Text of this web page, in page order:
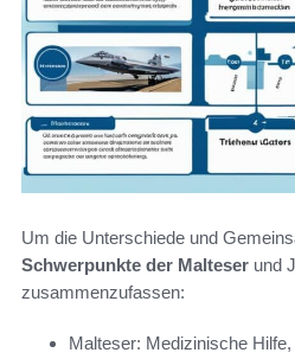
Um die Unterschiede und
Schwerpunkte der Malteser und
zusammenzufassen:
Malteser: Medizinische